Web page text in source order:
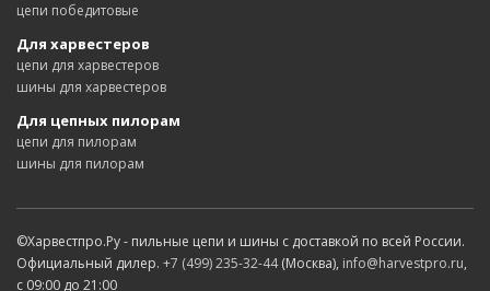
цепи победитовые
Для харвестеров
цепи для харвестеров
шины для харвестеров
Для цепных пилорам
цепи для пилорам
шины для пилорам
©Харвестпро.Ру - пильные цепи и шины с доставкой по всей России.
Официальный дилер. +7 (499) 235-32-44(Москва), info@harvestpro.ru,
с 09:00 до 21:00